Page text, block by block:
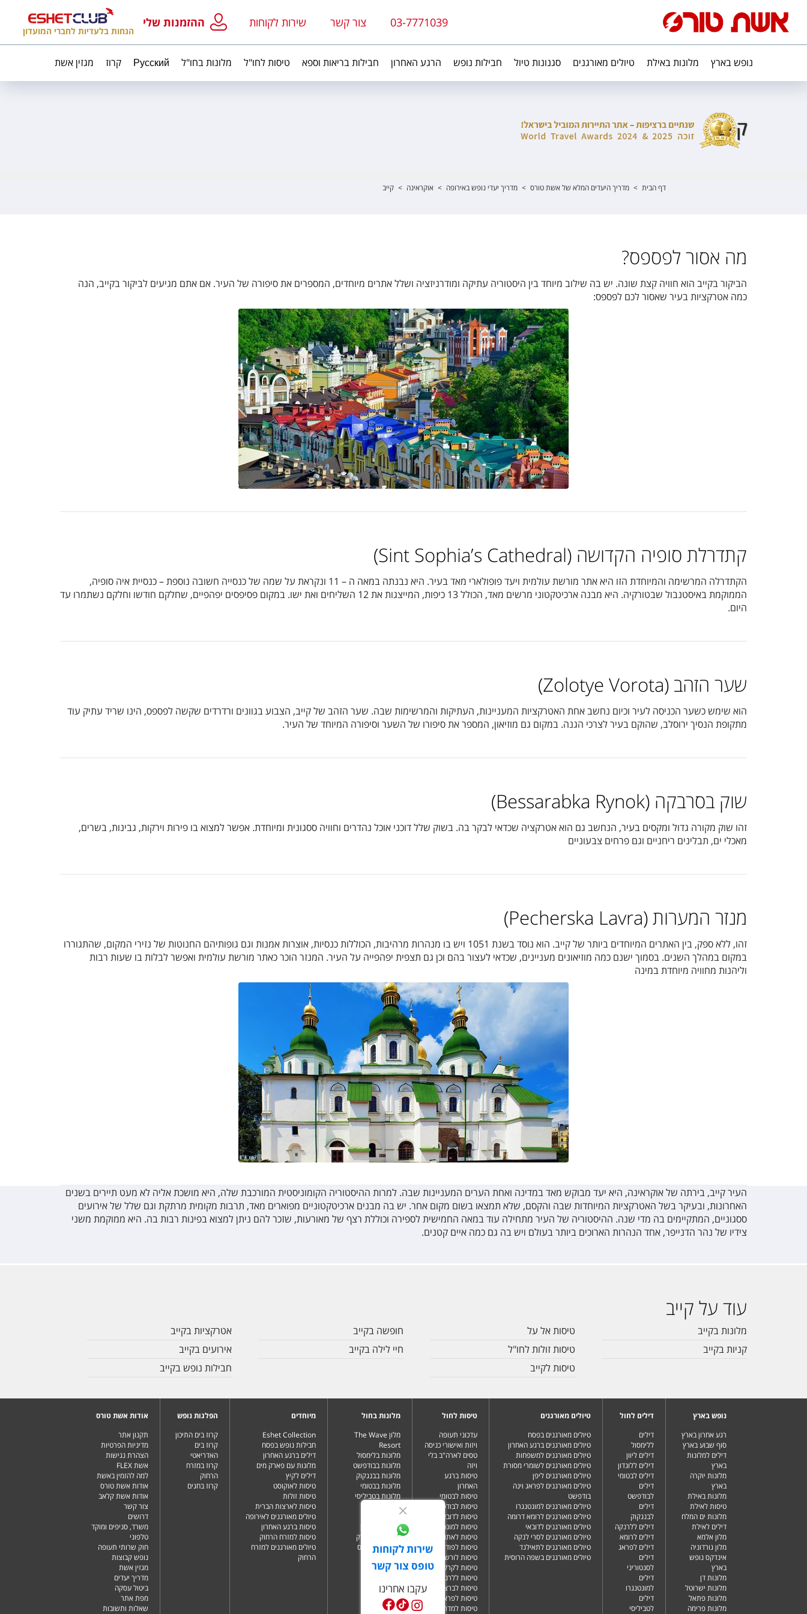
03-7771039 צור קשר שירות לקוחות ההזמנות שלי
הנחות בלעדיות לחברי המועדון
נופש בארץ מלונות באילת טיולים מאורגנים סגנונות טיול חבילות נופש הרגע האחרון חבילות בריאות וספא טיסות לחו"ל מלונות בחו"ל Русский קרוז מגזין אשת
שירות לקוחות
טופס צור קשר
עקבו אחרינו
קייב
דף הבית > מדריך היעדים המלא של אשת טורס > מדריך יעדי נופש באירופה > אוקראינה > קייב
מה אסור לפספס?
הביקור בקייב הוא חוויה קצת שונה. יש בה שילוב מיוחד בין היסטוריה עתיקה ומודרניזציה ושלל אתרים מיוחדים, המספרים את סיפורה של העיר. אם אתם מגיעים לביקור בקייב, הנה
כמה אטרקציות בעיר שאסור לכם לפספס:
קתדרלת סופיה הקדושה (Sint Sophia’s Cathedral)
הקתדרלה המרשימה והמיוחדת הזו היא אתר מורשת עולמית ויעד פופולארי מאד בעיר. היא נבנתה במאה ה – 11 ונקראת על שמה של כנסייה חשובה נוספת – כנסיית איה סופיה,
הממוקמת באיסטנבול שבטורקיה. היא מבנה ארכיטקטוני מרשים מאד, הכולל 13 כיפות, המייצגות את 12 השליחים ואת ישו. במקום פסיפסים יפהפיים, שחלקם חודשו וחלקם נשתמרו עד
היום.
שער הזהב (Zolotye Vorota)
הוא שימש כשער הכניסה לעיר וכיום נחשב אחת האטרקציות המעניינות, העתיקות והמרשימות שבה. שער הזהב של קייב, הצבוע בגוונים ורדרדים שקשה לפספס, הינו שריד עתיק עוד
מתקופת הנסיך ירוסלב, שהוקם בעיר לצרכי הגנה. במקום גם מוזיאון, המספר את סיפורו של השער וסיפורה המיוחד של העיר.
שוק בסרבקה (Bessarabka Rynok)
זהו שוק מקורה גדול ומקסים בעיר, הנחשב גם הוא אטרקציה שכדאי לבקר בה. בשוק שלל דוכני אוכל נהדרים וחוויה ססגונית ומיוחדת. אפשר למצוא בו פירות וירקות, גבינות, בשרים,
מאכלי ים, תבלינים ריחניים וגם פרחים צבעוניים
מנזר המערות (Pecherska Lavra)
זהו, ללא ספק, בין האתרים המיוחדים ביותר של קייב. הוא נוסד בשנת 1051 ויש בו מנהרות מרהיבות, הכוללות כנסיות, אוצרות אמנות וגם גופותיהם החנוטות של נזירי המקום, שהתגוררו
במקום במהלך השנים. בסמוך ישנם כמה מוזיאונים מעניינים, שכדאי לעצור בהם וכן גם תצפית יפהפייה על העיר. המנזר הוכר כאתר מורשת עולמית ואפשר לבלות בו שעות רבות
וליהנות מחוויה מיוחדת במינה
העיר קייב, בירתה של אוקראינה, היא יעד מבוקש מאד במדינה ואחת הערים המעניינות שבה. למרות ההיסטוריה הקומוניסטית המורכבת שלה, היא מושכת אליה לא מעט תיירים בשנים
האחרונות, ובעיקר בשל האטרקציות המיוחדות שבה והקסם, שלא תמצאו בשום מקום אחר. יש בה מבנים ארכיטקטוניים מפוארים מאד, תרבות מקומית מרתקת וגם שלל של אירועים
ססגוניים, המתקיימים בה מדי שנה. ההיסטוריה של העיר מתחילה עוד במאה החמישית לספירה וכוללת רצף של מאורעות, שזכר להם ניתן למצוא בפינות רבות בה. היא ממוקמת משני
צידיו של נהר הדנייפר, אחד הנהרות הארוכים ביותר בעולם ויש בה גם כמה איים קטנים.
עוד על קייב
מלונות בקייב
קניות בקייב
טיסות אל על
טיסות זולות לחו"ל
טיסות לקייב
חופשה בקייב
חיי לילה בקייב
אטרקציות בקייב
אירועים בקייב
חבילות נופש בקייב
נופש בארץ
רגע אחרון בארץ
סוף שבוע בארץ
דילים למלונות
בארץ
מלונות יוקרה
בארץ
מלונות באילת
טיסות לאילת
מלונות ים המלח
דילים לאילת
מלון אלמא
מלון גורדוניה
אינדקס נופש
בארץ
מלונות דן
מלונות ישרוטל
מלונות פתאל
מלונות פרימה
דילים לחול
דילים
ללימסול
דילים ליוון
דילים ללונדון
דילים לבטומי
דילים
לבודפשט
דילים
לבנגקוק
דילים ללרנקה
דילים לרומא
דילים לפראג
דילים
לסנטוריני
דילים
למונטנגרו
דילים
לטביליסי
טיולים מאורגנים
טיולים מאורגנים בפסח
טיולים מאורגנים ברגע האחרון
טיולים מאורגנים למשפחות
טיולים מאורגנים לשומרי מסורת
טיולים מאורגנים ליפן
טיולים מאורגנים לפראג וינה
בודפשט
טיולים מאורגנים למונטנגרו
טיולים מאורגנים לרומא דרומה
טיולים מאורגנים לדובאי
טיולים מאורגנים לסרי לנקה
טיולים מאורגנים לתאילנד
טיולים מאורגנים בשפה הרוסית
טיסות לחול
עדכוני תעופה
ויזות ואישורי כניסה
טסים לארה"ב בלי
ויזה
טיסות ברגע
האחרון
טיסות לבטומי
טיסות לבודפשט
טיסות לדובאי
טיסות למונטנגרו
טיסות לאתונה
טיסות לפודגוריצה
טיסות לורשה
טיסות לקרקוב
טיסות ללרנקה
טיסות לברצלונה
טיסות לפראג
טיסות למדריד
מלונות בחול
מלון The Wave
Resort
מלונות בלימסול
מלונות בבודפשט
מלונות בבנגקוק
מלונות בבטומי
מלונות בטביליסי
מלונות בברלין
מלונות בדובאי
מלונות בלונדון
מלונות בניו יורק
מלונות בפאפוס
מיוחדים
Eshet Collection
חבילות נופש בפסח
דילים ברגע האחרון
מלונות עם פארק מים
דילים לקיץ
טיסות לאוקוסט
טיסות זולות
טיסות לארצות הברית
טיולים מאורגנים לאירופה
טיסות ברגע האחרון
טיסות למזרח הרחוק
טיולים מאורגנים למזרח
הרחוק
הפלגות נופש
קרוז בים התיכון
קרוז בים
האדריאטי
קרוז במזרח
הרחוק
קרוז בחגים
אודות אשת טורס
תקנון אתר
מדיניות הפרטיות
הצהרת נגישות
אשת FLEX
למה להזמין באשת
אודות אשת טורס
אודות אשת קלאב
צור קשר
דרושים
משרד, סניפים ומוקד
טלפוני
חוק שרותי תעופה
נופש קבוצות
מגזין אשת
מדריך יעדים
ביטול עסקה
מפת אתר
שאלות ותשובות